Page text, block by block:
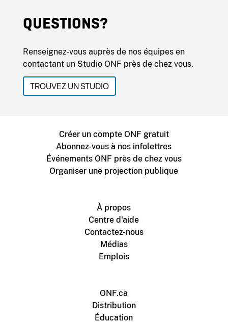
QUESTIONS?
Renseignez-vous auprès de nos équipes en
contactant un Studio ONF près de chez vous.
TROUVEZ UN STUDIO
Créer un compte ONF gratuit
Abonnez-vous à nos infolettres
Événements ONF près de chez vous
Organiser une projection publique
À propos
Centre d'aide
Contactez-nous
Médias
Emplois
ONF.ca
Distribution
Éducation